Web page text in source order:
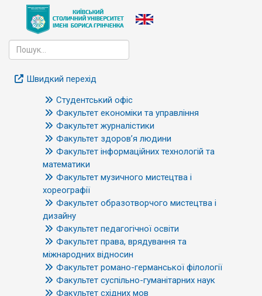
Швидкий перехід
Студентський офіс
Факультет економіки та управління
Факультет журналістики
Факультет здоров’я людини
Факультет інформаційних технологій та
математики
Факультет музичного мистецтва і
хореографії
Факультет образотворчого мистецтва і
дизайну
Факультет педагогічної освіти
Факультет права, врядування та
міжнародних відносин
Факультет романо-германської філології
Факультет суспільно-гуманітарних наук
Факультет східних мов